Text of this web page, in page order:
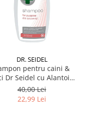
DR. SEIDEL
pentru caini &
Dr Seidel cu Alantoina
220 ml
40,00 Lei
22,99 Lei